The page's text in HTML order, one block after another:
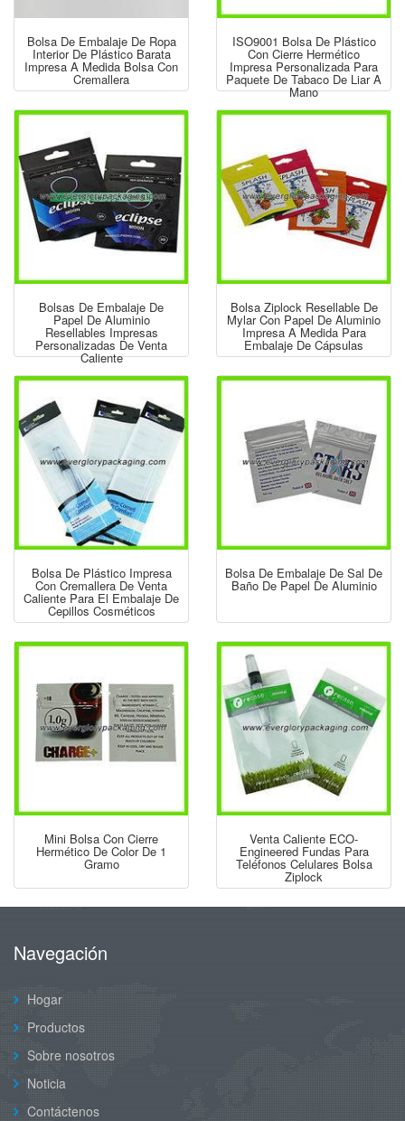
Bolsa De Embalaje De Ropa
Interior De Plástico Barata
Impresa A Medida Bolsa Con
Cremallera
ISO9001 Bolsa De Plástico
Con Cierre Hermético
Impresa Personalizada Para
Paquete De Tabaco De Liar A
Mano
Bolsas De Embalaje De
Papel De Aluminio
Resellables Impresas
Personalizadas De Venta
Caliente
Bolsa Ziplock Resellable De
Mylar Con Papel De Aluminio
Impresa A Medida Para
Embalaje De Cápsulas
Bolsa De Plástico Impresa
Con Cremallera De Venta
Caliente Para El Embalaje De
Cepillos Cosméticos
Bolsa De Embalaje De Sal De
Baño De Papel De Aluminio
Mini Bolsa Con Cierre
Hermético De Color De 1
Gramo
Venta Caliente ECO-
Engineered Fundas Para
Teléfonos Celulares Bolsa
Ziplock
Navegación
Hogar
Productos
Sobre nosotros
Noticia
Contáctenos